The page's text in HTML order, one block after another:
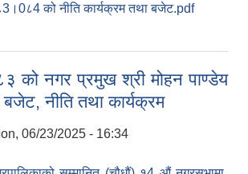
को नीति कार्यक्रम तथा बजेट.pdf
को नगर प्रमुख श्री मोहन पाण्डेय
नीति तथा कार्यक्रम
06/23/2025 - 16:34